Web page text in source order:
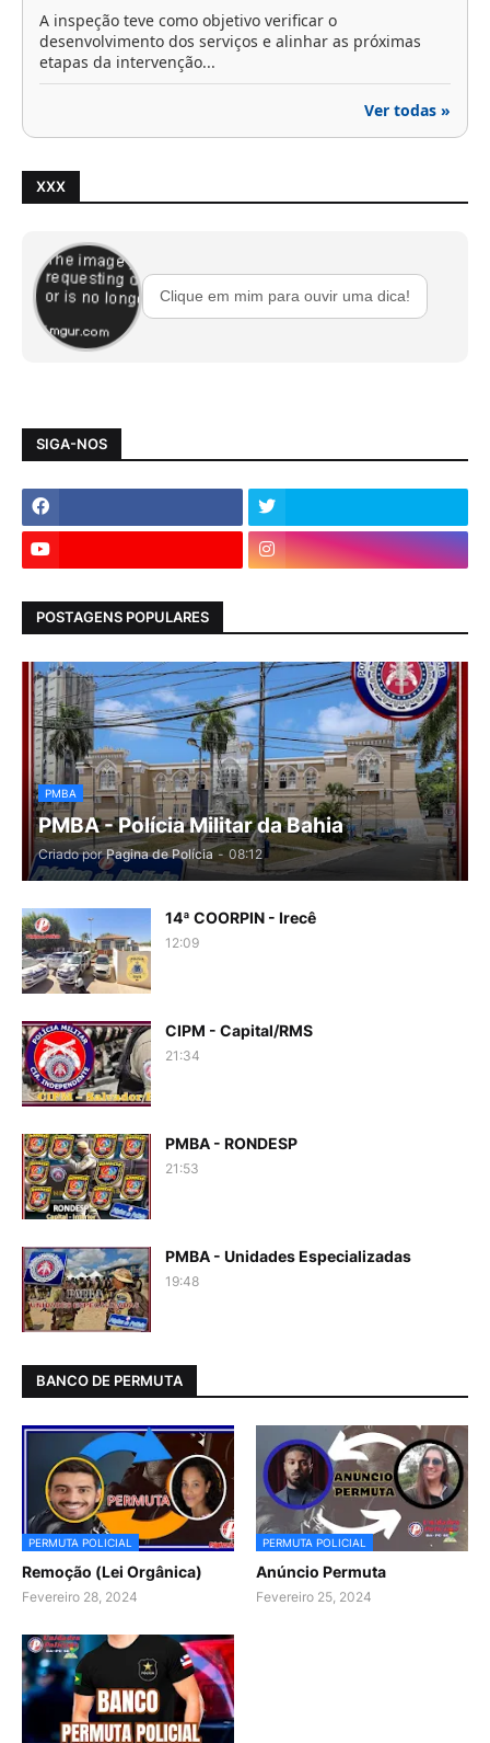
A inspeção teve como objetivo verificar o
desenvolvimento dos serviços e alinhar as próximas
etapas da intervenção...
Ver todas »
XXX
Clique em mim para ouvir uma dica!
SIGA-NOS
POSTAGENS POPULARES
PMBA
PMBA - Polícia Militar da Bahia
Criado por Pagina de Polícia - 08:12
14ª COORPIN - Irecê
12:09
CIPM - Capital/RMS
21:34
PMBA - RONDESP
21:53
PMBA - Unidades Especializadas
19:48
BANCO DE PERMUTA
PERMUTA POLICIAL
Remoção (Lei Orgânica)
Fevereiro 28, 2024
PERMUTA POLICIAL
Anúncio Permuta
Fevereiro 25, 2024